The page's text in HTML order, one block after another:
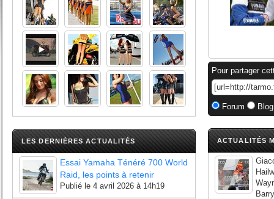
LES DERNIÈRES ACTUALITÉS
Essai Yamaha Ténéré 700 World
Raid, les points à retenir
Publié le 4 avril 2026 à 14h19
Pour partager
Forum
ACTUALITÉS